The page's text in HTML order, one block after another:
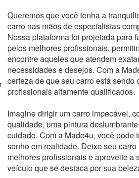
Queremos que você tenha a
carro nas mãos de especialistas
Nossa plataforma foi projetada para
pelos melhores profissionais,
encontre aqueles que atendem
necessidades e desejos. Com a
certeza de que seu carro está sendo
profissionais altamente qualificados.
Imagine dirigir um carro impecável,
qualidade, uma pintura
cuidado. Com a Made4u, você pode
sonho em realidade. Deixe seu
melhores profissionais e aproveite a
veículo que se destaca por sua